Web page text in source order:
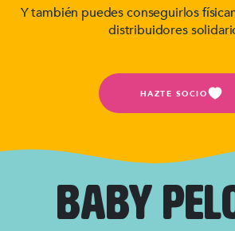
Y también puedes conseguirlos
distribuidores
HAZTE SOCIO
BABY